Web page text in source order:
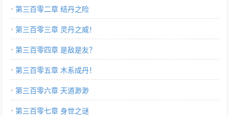
第三百零二章 结丹之险
第三百零三章 灵丹之威！
第三百零四章 是敌是友？
第三百零五章 木系成丹！
第三百零六章 天道渺渺
第三百零七章 身世之谜